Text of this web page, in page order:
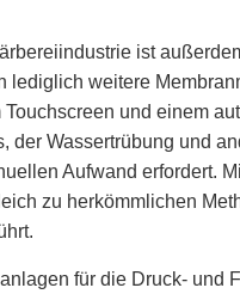
ist
weitere
und einem
der Wassertrübung und
Aufwand erfordert.
zu herkömmlichen
für die Druck- und